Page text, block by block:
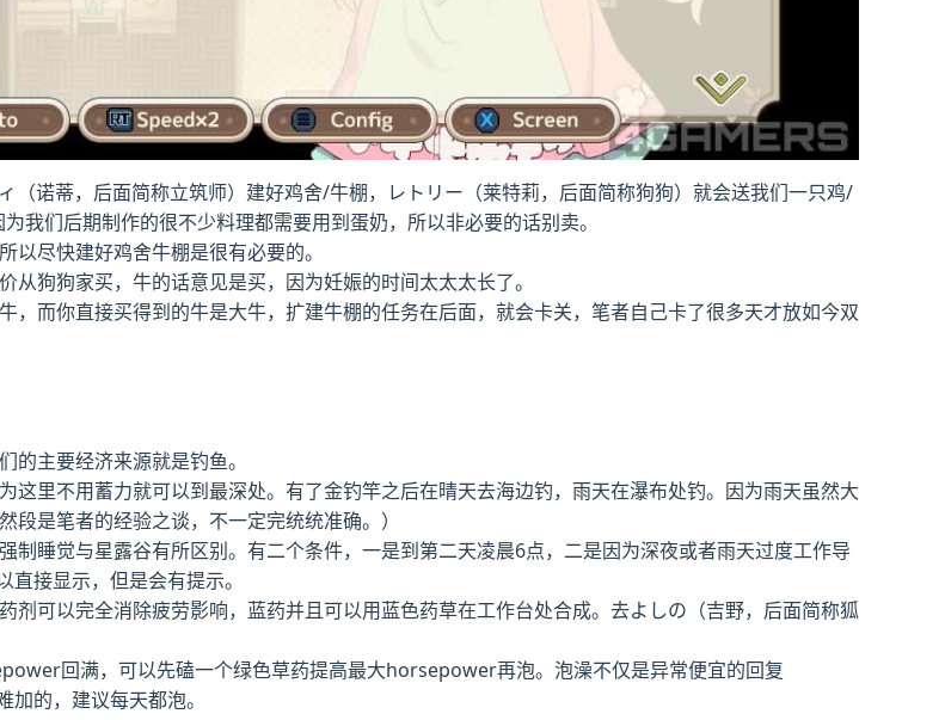
（诺蒂，后面简称立筑师）建好鸡舍/牛棚，レトリー（莱特莉，后面简称狗狗）就会送我们一只鸡/
们后期制作的很不少料理都需要用到蛋奶，所以非必要的话别卖。
尽快建好鸡舍牛棚是很有必要的。
狗狗家买，牛的话意见是买，因为妊娠的时间太太太长了。
而你直接买得到的牛是大牛，扩建牛棚的任务在后面，就会卡关，笔者自己卡了很多天才放如今双
主要经济来源就是钓鱼。
里不用蓄力就可以到最深处。有了金钓竿之后在晴天去海边钓，雨天在瀑布处钓。因为雨天虽然大
是笔者的经验之谈，不一定完统统准确。）
睡觉与星露谷有所区别。有二个条件，一是到第二天凌晨6点，二是因为深夜或者雨天过度工作导
接显示，但是会有提示。
可以完全消除疲劳影响，蓝药并且可以用蓝色药草在工作台处合成。去よしの（吉野，后面简称狐
回满，可以先磕一个绿色草药提高最大horsepower再泡。泡澡不仅是异常便宜的回复
的，建议每天都泡。